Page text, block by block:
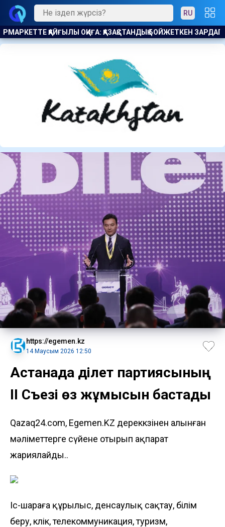
RU
ЗАРДАП ШЕКТІ ҚХП: КӘСІПОДАҚТАР ҚОҒАМҒА ЖІК
https://egemen.kz
14 Маусым 2026 12:50
Астанада Әділет партиясының
II Съезі өз жұмысын бастады
Qazaq24.com, Egemen.KZ дереккөзінен алынған
мәліметтерге сүйене отырып ақпарат
жариялайды..
Іс-шараға құрылыс, денсаулық сақтау, білім
беру, көлік, телекоммуникация, туризм,